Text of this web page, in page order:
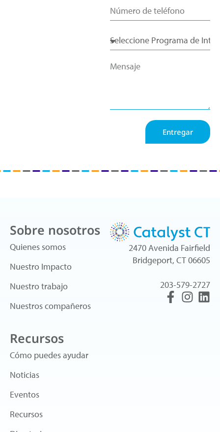
Entregar
Sobre nosotros
Quienes somos
Nuestro Impacto
Nuestro trabajo
Nuestros compañeros
Recursos
Cómo puedes ayudar
Noticias
Eventos
Recursos
2470 Avenida Fairfield
Bridgeport, CT 06605
203-579-2727